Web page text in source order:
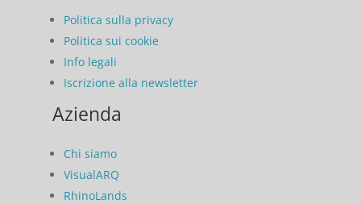
Politica sulla privacy
Politica sui cookie
Info legali
Iscrizione alla newsletter
Azienda
Chi siamo
VisualARQ
RhinoLands